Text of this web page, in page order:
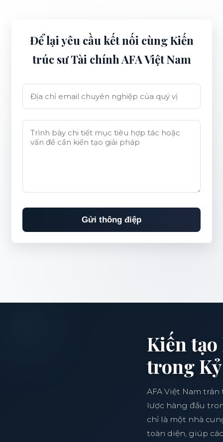
Để lại yêu cầu kết nối cùng Kiến
trúc sư Tài chính AFA Việt Nam
Gửi thông điệp
Kiến
trong
AFA Việt Nam
lược hàng đầu
chỉ là một nhà
toàn diện, giúp